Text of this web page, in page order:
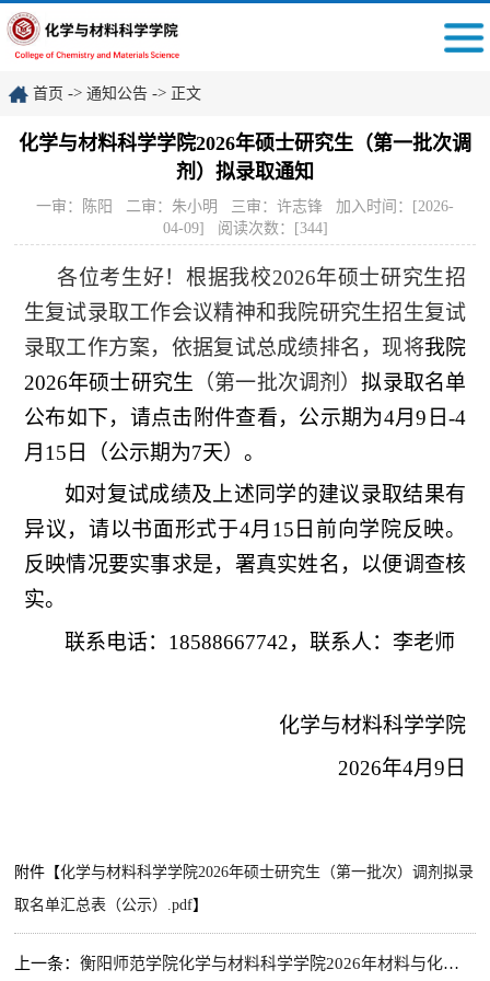
首页 -> 通知公告 -> 正文
化学与材料科学学院2026年硕士研究生（第一批次调
剂）拟录取通知
一审：陈阳 二审：朱小明 三审：许志锋 加入时间：[2026-
04-09] 阅读次数：[344]
各位考生好！根据我校2026年硕士研究生招
生复试录取工作会议精神和我院研究生招生复试
录取工作方案，依据复试总成绩排名，现将我院
2026年硕士研究生 （第一批次调剂）拟录取名单
公布如下，请点击附件查看，公示期为4月9 日-4
月 15 日（公示期为7天）。
如对复试成绩及上述同学的建议录取结果有
异议，请以书面形式于4月 15 日前向学院反映。
反映情况要实事求是，署真实姓名，以便调查核
实。
联系电话： 18588667742，联系人：李老师
化学与材料科学学院
2026年4月9 日
附件【化学与材料科学学院2026年硕士研究生（第一批次）调剂拟录
取名单汇总表（公示）.pdf】
上一条：衡阳师范学院化学与材料科学学院2026年材料与化工（专硕）硕士研究生招生第二批次调剂公告